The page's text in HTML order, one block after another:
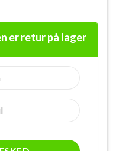
til
er retur på lager